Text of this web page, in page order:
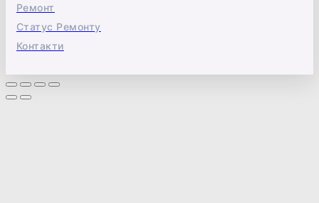
Ремонт
Статус Ремонту
Контакти